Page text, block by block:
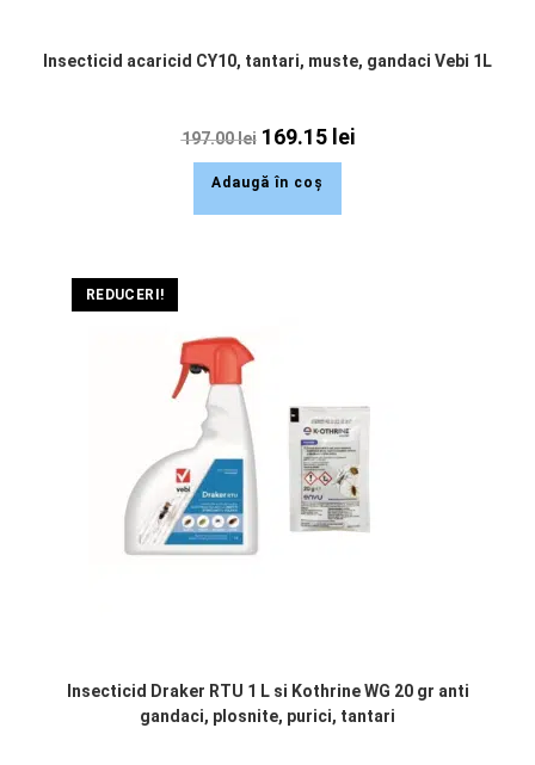
Insecticid acaricid CY10, tantari, muste, gandaci Vebi 1L
197.00lei 169.15 lei
Adaugă în coș
REDUCERI!
Insecticid Draker RTU 1 L si Kothrine WG 20 gr anti
gandaci, plosnite, purici, tantari